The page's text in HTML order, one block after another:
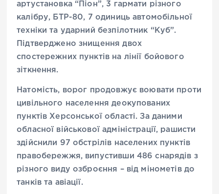
артустановка “Піон”, 3 гармати різного
калібру, БТР-80, 7 одиниць автомобільної
техніки та ударний безпілотник “Куб”.
Підтверджено знищення двох
спостережних пунктів на лінії бойового
зіткнення.
Натомість, ворог продовжує воювати проти
цивільного населення деокупованих
пунктів Херсонської області. За даними
обласної військової адміністрації, рашисти
здійснили 97 обстрілів населених пунктів
правобережжя, випустивши 486 снарядів з
різного виду озброєння – від мінометів до
танків та авіації.